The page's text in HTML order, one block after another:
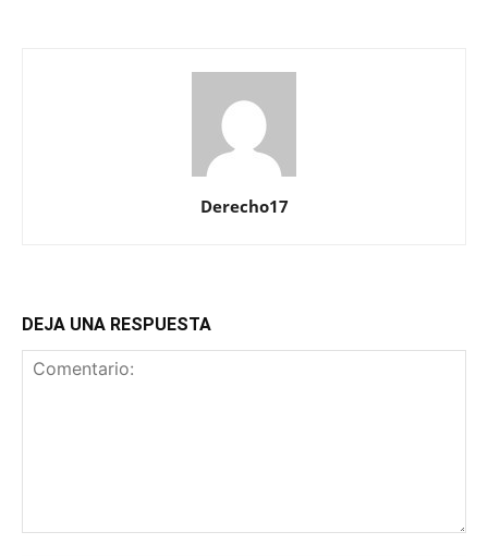
Derecho17
DEJA UNA RESPUESTA